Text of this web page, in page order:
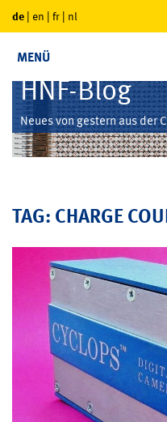
de | en | fr | nl
MENÜ
HNF-Blog
Neues von gestern aus der
TAG: CHARGE